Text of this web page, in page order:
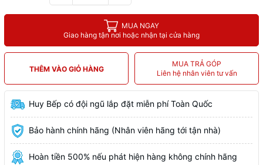
MUA NGAY
Giao hàng tận nơi hoặc nhận tại cửa hàng
THÊM VÀO GIỎ HÀNG
MUA TRẢ GÓP
Liên hệ nhân viên tư vấn
Huy Bếp có đội ngũ lắp đặt miễn phí Toàn Quốc
Bảo hành chính hãng (Nhân viên hãng tới tận nhà)
Hoàn tiền 500% nếu phát hiện hàng không chính hãng